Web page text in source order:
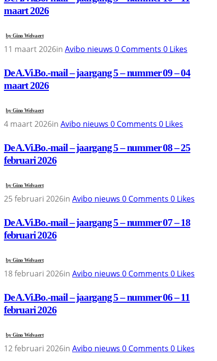
maart 2026
byGino Welvaert
11 maart 2026in Avibo nieuws 0 Comments 0 Likes
De A.Vi.Bo.-mail – jaargang 5 – nummer 09 – 04
maart 2026
byGino Welvaert
4 maart 2026in Avibo nieuws 0 Comments 0 Likes
De A.Vi.Bo.-mail – jaargang 5 – nummer 08 – 25
februari 2026
byGino Welvaert
25 februari 2026in Avibo nieuws 0 Comments 0 Likes
De A.Vi.Bo.-mail – jaargang 5 – nummer 07 – 18
februari 2026
byGino Welvaert
18 februari 2026in Avibo nieuws 0 Comments 0 Likes
De A.Vi.Bo.-mail – jaargang 5 – nummer 06 – 11
februari 2026
byGino Welvaert
12 februari 2026in Avibo nieuws 0 Comments 0 Likes